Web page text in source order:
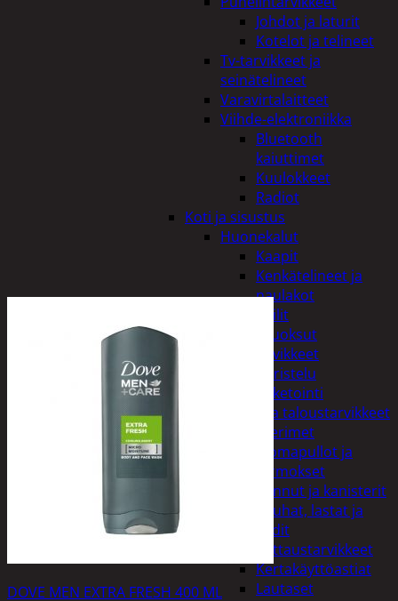
Johdot ja laturit
Kotelot ja telineet
Tv-tarvikkeet ja
seinätelineet
Varavirtalaitteet
Viihde-elektroniikka
Bluetooth
kaiuttimet
Kuulokkeet
Radiot
Koti ja sisustus
Huonekalut
Kaapit
Kenkätelineet ja
naulakot
Peilit
Huonetuoksut
Juhlatarvikkeet
Koristelu
Paketointi
Keittiö ja taloustarvikkeet
Aterimet
Juomapullot ja
termokset
Kannut ja kanisterit
Kauhat, lastat ja
sudit
Kattaustarvikkeet
Kertakäyttöastiat
Lautaset
DOVE MEN EXTRA FRESH 400 ML